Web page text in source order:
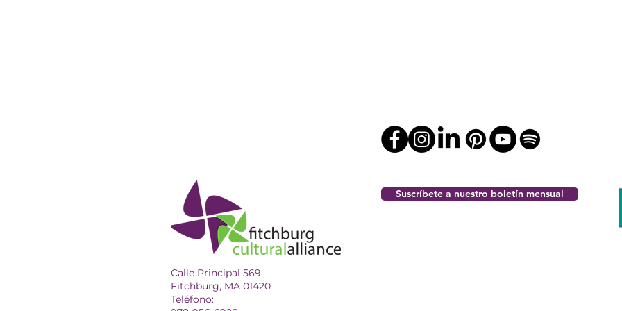
Calle Principal 569
Fitchburg, MA 01420
Teléfono:
Suscríbete a nuestro boletín mensual